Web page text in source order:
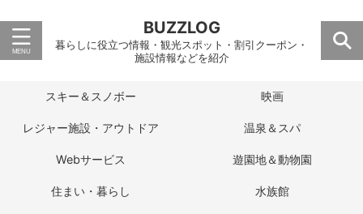
BUZZLOG
暮らしに役立つ情報・観光スポット・割引クーポン・
施設情報などを紹介
スキー＆スノボー 映画
レジャー施設・アウトドア 温泉＆スパ
Webサービス 遊園地＆動物園
住まい・暮らし 水族館